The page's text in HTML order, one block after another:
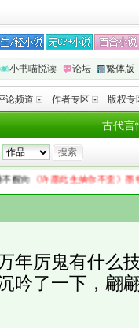
小书喵悦读 论坛 繁体版
论频道 作者专区 版权专
古代言
《许愿此生抽你不歪》墨特曼 投
年厉鬼有什么
吟了一下，翩